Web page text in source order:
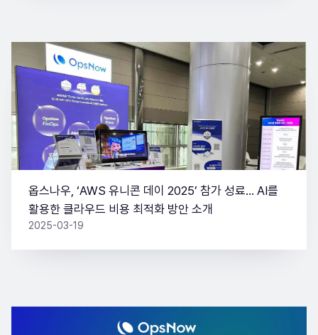
옵스나우, ‘AWS 유니콘 데이 2025’ 참가 성료… AI를
활용한 클라우드 비용 최적화 방안 소개
2025-03-19